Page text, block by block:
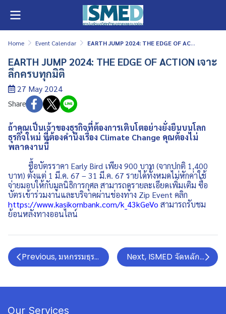
Home Event Calendar EARTH JUMP 2024: THE EDGE OF ACTION เจาะลึกครบทุกมิติ
EARTH JUMP 2024: THE EDGE OF ACTION เจาะ
ลึกครบทุกมิติ
27 May 2024
Share
ถ้าคุณเป็นเจ้าของธุรกิจที่ต้องการเติบโตอย่างยั่งยืนบนโลก
ธุรกิจใหม่ ที่ต้องคำนึงเรื่อง Climate Change คุณต้องไม่
พลาดงานนี้
ซื้อบัตรราคา Early Bird เพียง 900 บาท (จากปกติ 1,400
บาท) ตั้งแต่ 1 มี.ค. 67 – 31 มี.ค. 67 รายได้ทั้งหมดไม่หักค่าใช้
จ่ายมอบให้กับมูลนิธิการกุศล สามารถดูรายละเอียดเพิ่มเติม ซื้อ
บัตรเข้าร่วมงานและบริจาคผ่านช่องทาง Zip Event คลิก
https://www.kasikornbank.com/k_43kGeVo สามารถรับชม
ย้อนหลังทางออนไลน์
Previous, มหกรรมธุรกิจท่องเที่ยวกีฬากอล์ฟ และดำน้ำ
Next, ISMED จัดหลักสูตรกา
Our Services